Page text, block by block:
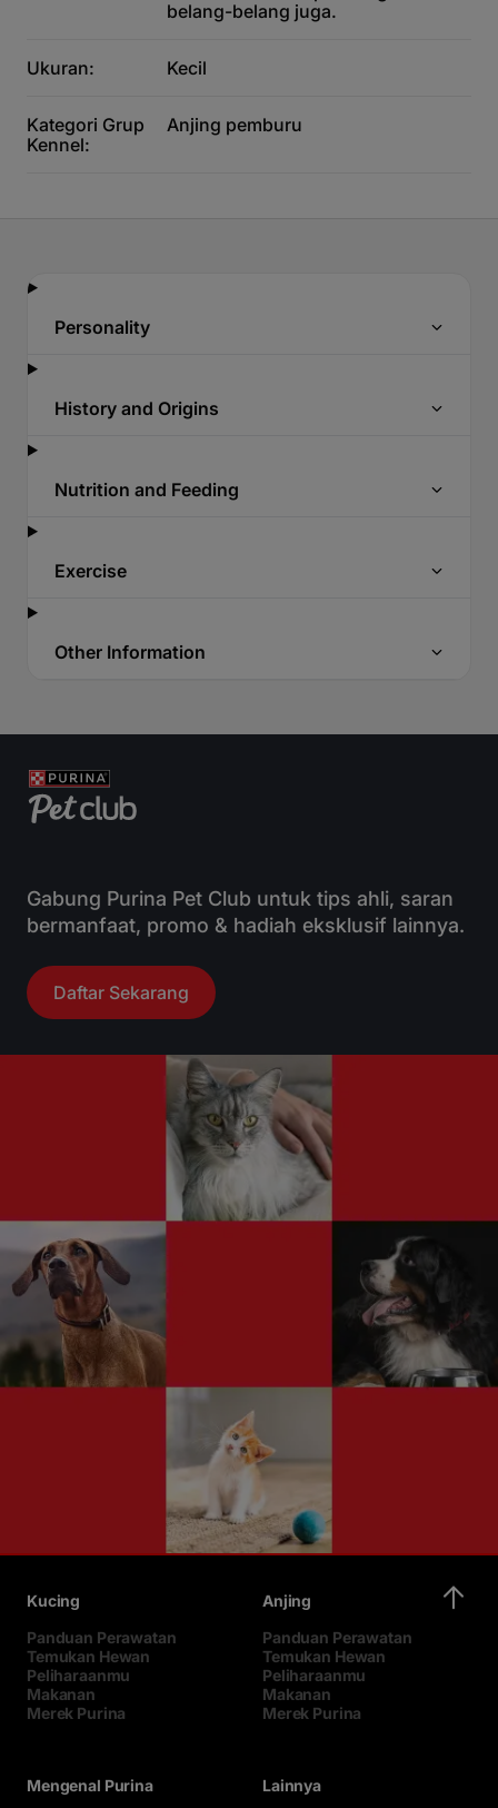
belang-belang juga.
Ukuran: Kecil
Kategori Grup
Kennel:
Anjing pemburu
Personality
History and Origins
Nutrition and Feeding
Exercise
Other Information
Gabung Purina Pet Club untuk tips ahli, saran
bermanfaat, promo & hadiah eksklusif lainnya.
Daftar Sekarang
Kucing
Panduan Perawatan
Temukan Hewan
Peliharaanmu
Makanan
Merek Purina
Anjing
Panduan Perawatan
Temukan Hewan
Peliharaanmu
Makanan
Merek Purina
Mengenal Purina Lainnya